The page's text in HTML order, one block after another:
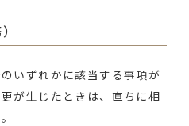
いずれかに該当する事項が
が生じたときは、直ちに相